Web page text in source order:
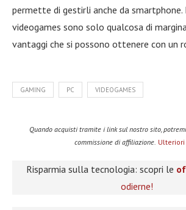
permette di gestirli anche da smartphone.
videogames sono solo qualcosa di
vantaggi che si possono ottenere con un
GAMING PC VIDEOGAMES
Quando acquisti tramite i link sul nostro sito,
commissione di affiliazione.
Risparmia sulla tecnologia: scopri le
odierne!